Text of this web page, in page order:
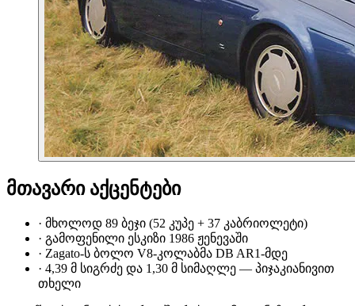
მთავარი აქცენტები
· მხოლოდ 89 ბეჯი (52 კუპე + 37 კაბრიოლეტი)
· გამოფენილი ესკიზი 1986 ჟენევაში
· Zagato-ს ბოლო V8-კოლაბმა DB AR1-მდე
· 4,39 მ სიგრძე და 1,30 მ სიმაღლე — პიჯაკიანივით
თხელი